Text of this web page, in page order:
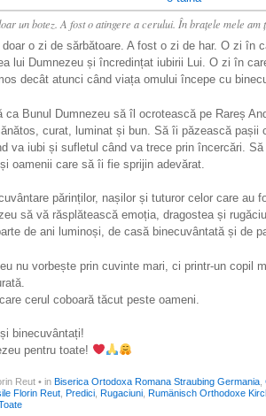
un botez. A fost o atingere a cerului. În brațele mele
o zi de sărbătoare. A fost o zi de har. O zi în
lui Dumnezeu și încredințat iubirii Lui. O zi în
decât atunci când viața omului începe cu
ca Bunul Dumnezeu să îl ocrotească pe Rareș
curat, luminat și bun. Să îi păzească pașii
va iubi și sufletul când va trece prin încercări.
oamenii care să îi fie sprijin adevărat.
părinților, nașilor și tuturor celor care au
să vă răsplătească emoția, dragostea și
de ani luminoși, de casă binecuvântată și de
nu vorbește prin cuvinte mari, ci printr-un copil
cerul coboară tăcut peste oameni.
binecuvântați!
pentru toate!
Reut • in Biserica Ortodoxa Romana Straubing Germania
Florin Reut Predici Rugaciuni Rumänisch Orthodoxe